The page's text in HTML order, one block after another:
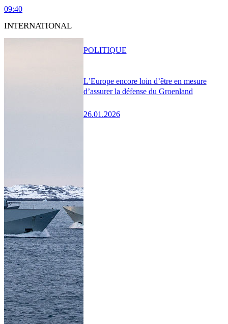
09:40
INTERNATIONAL
L’Europe encore loin d’être en mesure
d’assurer la défense du Groenland
26.01.2026
POLITIQUE